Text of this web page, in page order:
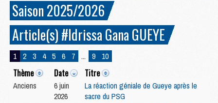
Saison 2025/2026
Article(s) #Idrissa Gana GUEYE
1 2 3 4 5 6 7 ... 9 10
Thème Date Titre
Anciens
6 juin
2026
La réaction géniale de Gueye après le
sacre du PSG